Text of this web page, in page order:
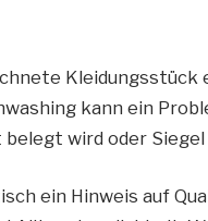
kann ein
wird oder Siegel
ein Hinweis auf